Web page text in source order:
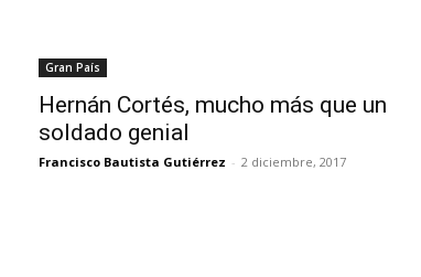
Gran País
Hernán Cortés, mucho más que un
soldado genial
Francisco Bautista Gutiérrez - 2 diciembre, 2017